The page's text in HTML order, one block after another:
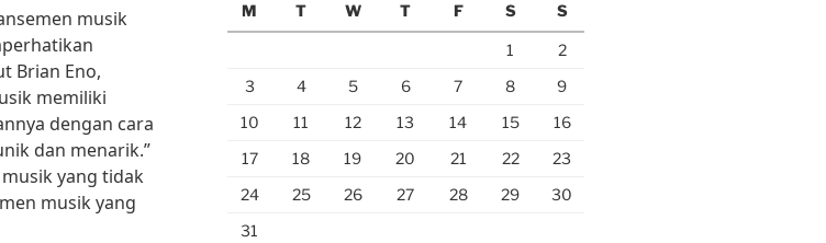
musik
Brian Eno,
memiliki
dengan cara
dan menarik.”
yang tidak
musik yang
M
T W T F S S
1
2
3
4 5 6 7 8
9
10
11 12 13 14 15
16
17
18 19 20 21 22
23
24
25 26 27 28 29
30
31